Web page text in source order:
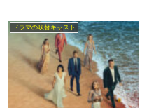
ドラマの吹替キャスト